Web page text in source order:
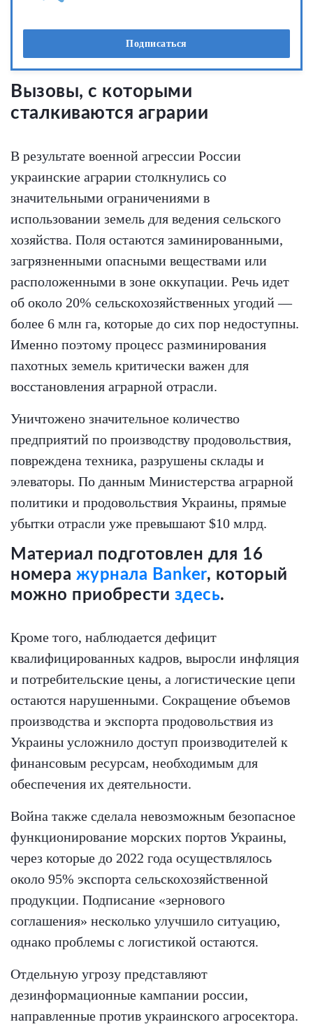
Подписаться
Вызовы, с которыми
сталкиваются аграрии
В результате военной агрессии России
украинские аграрии столкнулись со
значительными ограничениями в
использовании земель для ведения сельского
хозяйства. Поля остаются заминированными,
загрязненными опасными веществами или
расположенными в зоне оккупации. Речь идет
об около 20% сельскохозяйственных угодий —
более 6 млн га, которые до сих пор недоступны.
Именно поэтому процесс разминирования
пахотных земель критически важен для
восстановления аграрной отрасли.
Уничтожено значительное количество
предприятий по производству продовольствия,
повреждена техника, разрушены склады и
элеваторы. По данным Министерства аграрной
политики и продовольствия Украины, прямые
убытки отрасли уже превышают $10 млрд.
Материал подготовлен для 16
номера журнала Banker, который
можно приобрести здесь.
Кроме того, наблюдается дефицит
квалифицированных кадров, выросли инфляция
и потребительские цены, а логистические цепи
остаются нарушенными. Сокращение объемов
производства и экспорта продовольствия из
Украины усложнило доступ производителей к
финансовым ресурсам, необходимым для
обеспечения их деятельности.
Война также сделала невозможным безопасное
функционирование морских портов Украины,
через которые до 2022 года осуществлялось
около 95% экспорта сельскохозяйственной
продукции. Подписание «зернового
соглашения» несколько улучшило ситуацию,
однако проблемы с логистикой остаются.
Отдельную угрозу представляют
дезинформационные кампании россии,
направленные против украинского агросектора.